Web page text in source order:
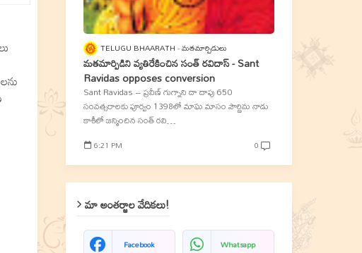
TELUGU BHAARATH మతమార్పిడులు
మతమార్పిడిని వ్యతిరేకించిన సంత్‌ రవిదాస్‌ - Sant
Ravidas opposes conversion
Sant Ravidas – ప్రవీణ్‌ గుగ్నాని దా దాపు 650
సంవత్సరాలకు పూర్వం 1398లో మాఘ మాసం పౌర్ణిమ నాడు
కాశీలో జన్మించిన సంత్‌ రవి…
6:21 PM 0
మా అంతర్జాల వేదికలు!
Facebook Whatsapp